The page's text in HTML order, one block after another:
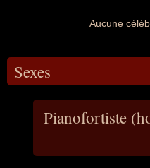
Aucune
Sexes
Pianofortiste